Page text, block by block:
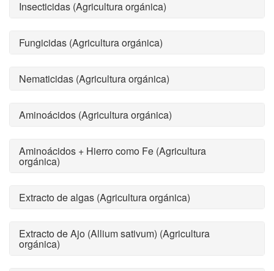
Insecticidas (Agricultura orgánica)
Fungicidas (Agricultura orgánica)
Nematicidas (Agricultura orgánica)
Aminoácidos (Agricultura orgánica)
Aminoácidos + Hierro como Fe (Agricultura
orgánica)
Extracto de algas (Agricultura orgánica)
Extracto de Ajo (Allium sativum) (Agricultura
orgánica)